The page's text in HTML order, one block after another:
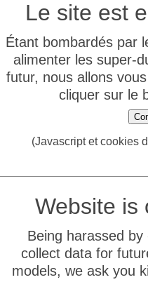
Le site est
Étant bombardés par
alimenter les super-
futur, nous allons
cliquer sur le
(Javascript et cookies
Website
Being harassed
collect data for
models, we ask you